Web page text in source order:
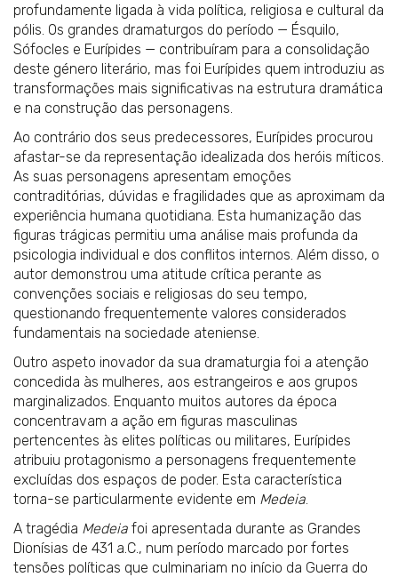
profundamente ligada à vida política, religiosa e cultural da
pólis. Os grandes dramaturgos do período — Ésquilo,
Sófocles e Eurípides — contribuíram para a consolidação
deste género literário, mas foi Eurípides quem introduziu as
transformações mais significativas na estrutura dramática
e na construção das personagens.
Ao contrário dos seus predecessores, Eurípides procurou
afastar-se da representação idealizada dos heróis míticos.
As suas personagens apresentam emoções
contraditórias, dúvidas e fragilidades que as aproximam da
experiência humana quotidiana. Esta humanização das
figuras trágicas permitiu uma análise mais profunda da
psicologia individual e dos conflitos internos. Além disso, o
autor demonstrou uma atitude crítica perante as
convenções sociais e religiosas do seu tempo,
questionando frequentemente valores considerados
fundamentais na sociedade ateniense.
Outro aspeto inovador da sua dramaturgia foi a atenção
concedida às mulheres, aos estrangeiros e aos grupos
marginalizados. Enquanto muitos autores da época
concentravam a ação em figuras masculinas
pertencentes às elites políticas ou militares, Eurípides
atribuiu protagonismo a personagens frequentemente
excluídas dos espaços de poder. Esta característica
torna-se particularmente evidente em Medeia
A tragédia Medeia foi apresentada durante as Grandes
Dionísias de 431 a.C., num período marcado por fortes
tensões políticas que culminariam no início da Guerra do